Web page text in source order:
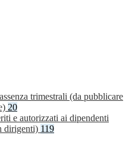
trimestrali (da pubblicare
20
e autorizzati ai dipendenti
dirigenti) 119